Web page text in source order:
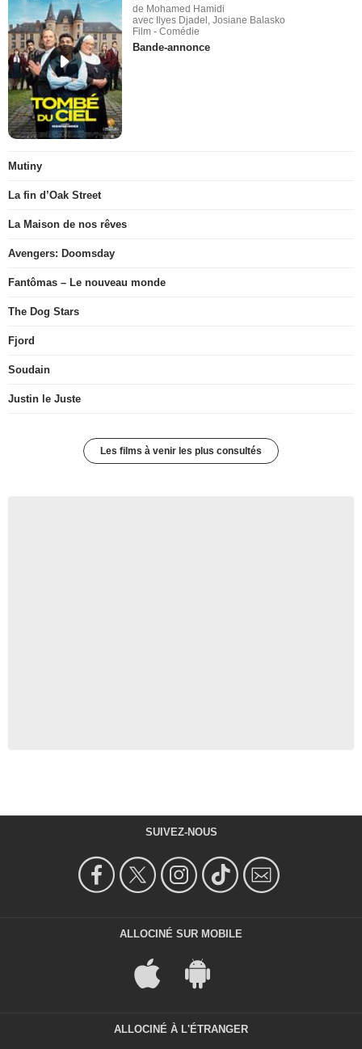
de Mohamed Hamidi
avec Ilyes Djadel, Josiane Balasko
Film - Comédie
Bande-annonce
Mutiny
La fin d’Oak Street
La Maison de nos rêves
Avengers: Doomsday
Fantômas – Le nouveau monde
The Dog Stars
Fjord
Soudain
Justin le Juste
Les films à venir les plus consultés
SUIVEZ-NOUS
ALLOCINÉ SUR MOBILE
ALLOCINÉ À L'ÉTRANGER